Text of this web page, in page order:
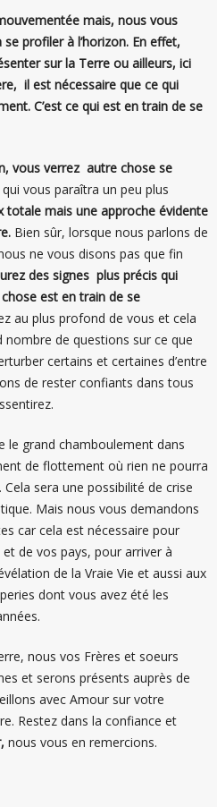
mais, nous vous
se profiler à l’horizon. En effet,
sur la Terre ou ailleurs, ici
il est nécessaire que ce qui
C’est ce qui est en train de se
vous verrez autre chose se
vous paraîtra un peu plus
totale mais une approche évidente
Bien sûr, lorsque nous parlons de
ne vous disons pas que fin
des signes plus précis qui
est en train de se
au plus profond de vous et cela
de questions sur ce que
certains et certaines d’entre
de rester confiants dans tous
le grand chamboulement dans
de flottement où rien ne pourra
sera une possibilité de crise
Mais nous vous demandons
car cela est nécessaire pour
de vos pays, pour arriver à
de la Vraie Vie et aussi aux
dont vous avez été les
nous vos Frères et soeurs
et serons présents auprès de
avec Amour sur votre
Restez dans la confiance et
nous vous en remercions.